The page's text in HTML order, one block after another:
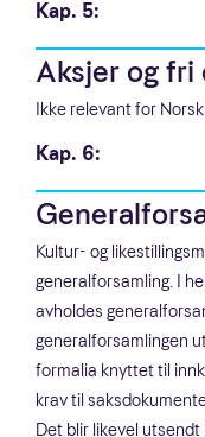
Kap. 5:
Aksjer og
Ikke relevant for
Kap. 6:
Kultur- og
generalforsamling. I
avholdes
generalforsamlingen
formalia knyttet til
krav til
Det blir likevel